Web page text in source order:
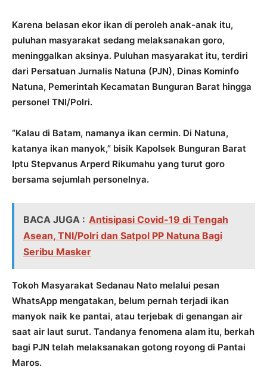
Karena belasan ekor ikan di peroleh anak-anak itu,
puluhan masyarakat sedang melaksanakan goro,
meninggalkan aksinya. Puluhan masyarakat itu, terdiri
dari Persatuan Jurnalis Natuna (PJN), Dinas Kominfo
Natuna, Pemerintah Kecamatan Bunguran Barat hingga
personel TNI/Polri.
“Kalau di Batam, namanya ikan cermin. Di Natuna,
katanya ikan manyok,” bisik Kapolsek Bunguran Barat
Iptu Stepvanus Arperd Rikumahu yang turut goro
bersama sejumlah personelnya.
BACA JUGA : Antisipasi Covid-19 di Tengah
Asean, TNI/Polri dan Satpol PP Natuna Bagi
Seribu Masker
Tokoh Masyarakat Sedanau Nato melalui pesan
WhatsApp mengatakan, belum pernah terjadi ikan
manyok naik ke pantai, atau terjebak di genangan air
saat air laut surut. Tandanya fenomena alam itu, berkah
bagi PJN telah melaksanakan gotong royong di Pantai
Maros.